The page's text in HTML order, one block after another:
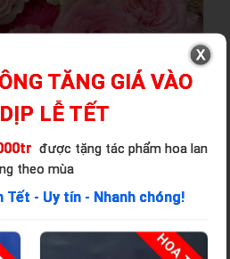
TĂNG GIÁ VÀO
LỄ TẾT
được tặng tác phẩm hoa lan
theo mùa
Tết - Uy tín - Nhanh chóng!